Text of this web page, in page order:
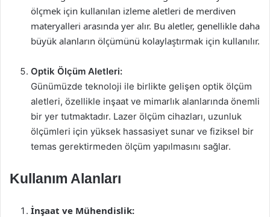
ölçmek için kullanılan izleme aletleri de merdiven
materyalleri arasında yer alır. Bu aletler, genellikle daha
büyük alanların ölçümünü kolaylaştırmak için kullanılır.
Optik Ölçüm Aletleri:
Günümüzde teknoloji ile birlikte gelişen optik ölçüm
aletleri, özellikle inşaat ve mimarlık alanlarında önemli
bir yer tutmaktadır. Lazer ölçüm cihazları, uzunluk
ölçümleri için yüksek hassasiyet sunar ve fiziksel bir
temas gerektirmeden ölçüm yapılmasını sağlar.
Kullanım Alanları
İnşaat ve Mühendislik: